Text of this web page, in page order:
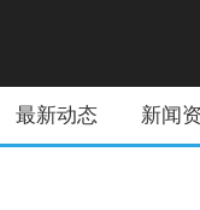
最新动态 新闻